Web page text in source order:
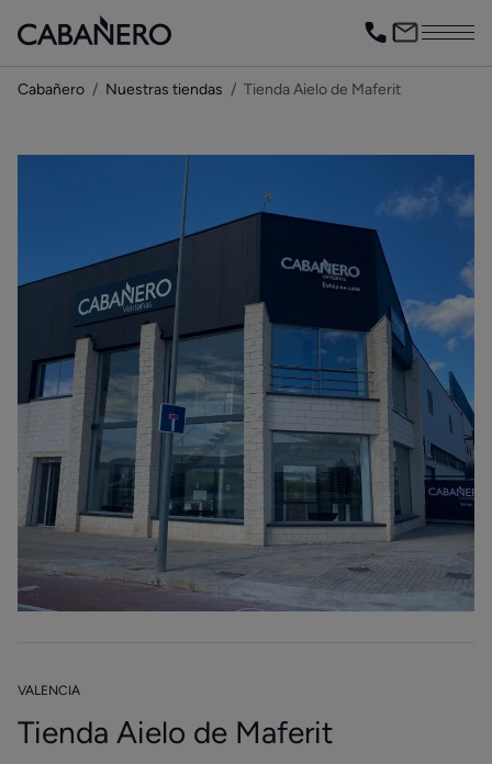
Cabañero Nuestras tiendas Tienda Aielo de Maferit
VALENCIA
Tienda Aielo de Maferit